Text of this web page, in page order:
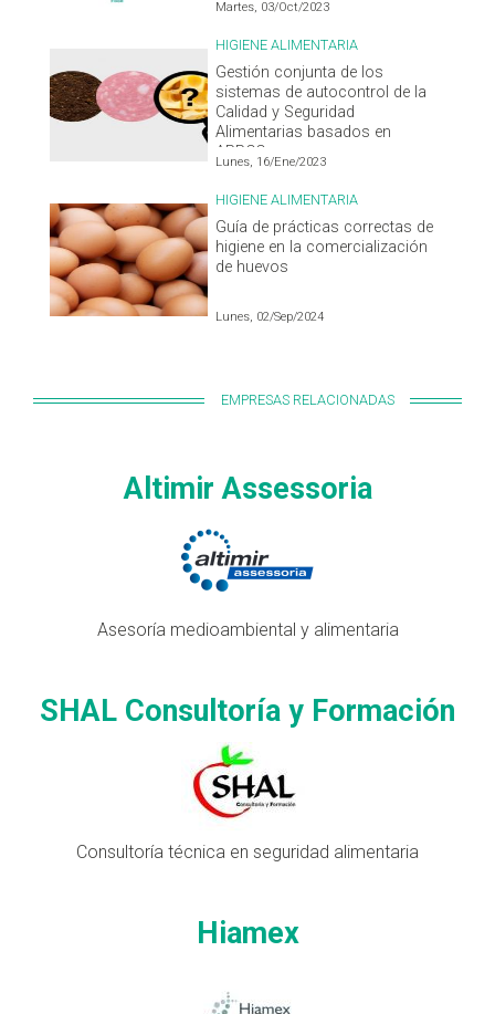
Martes, 03/Oct/2023
HIGIENE ALIMENTARIA
Gestión conjunta de los
sistemas de autocontrol de la
Calidad y Seguridad
Alimentarias basados en
APPCC
Lunes, 16/Ene/2023
HIGIENE ALIMENTARIA
Guía de prácticas correctas de
higiene en la comercialización
de huevos
Lunes, 02/Sep/2024
EMPRESAS RELACIONADAS
Altimir Assessoria
Asesoría medioambiental y alimentaria
SHAL Consultoría y Formación
Consultoría técnica en seguridad alimentaria
Hiamex